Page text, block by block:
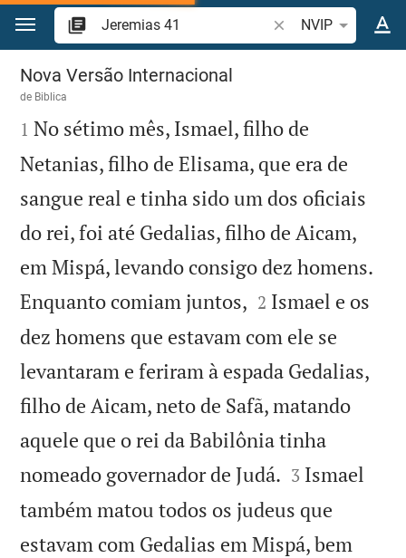
Ir para o conteúdo
Pesquise
NVIP
Jeremias 41
Nova Versão Internacional
de Biblica

1 No sétimo mês, Ismael, filho de
Netanias, filho de Elisama, que era de
sangue real e tinha sido um dos oficiais
do rei, foi até Gedalias, filho de Aicam,
em Mispá, levando consigo dez homens.
Enquanto comiam juntos, 

2 Ismael e os
dez homens que estavam com ele se
levantaram e feriram à espada Gedalias,
filho de Aicam, neto de Safã, matando
aquele que o rei da Babilônia tinha
nomeado governador de Judá. 

3 Ismael
também matou todos os judeus que
estavam com Gedalias em Mispá, bem